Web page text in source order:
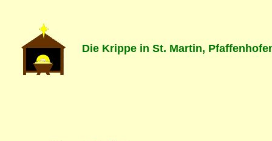
Die Krippe in St. Martin,